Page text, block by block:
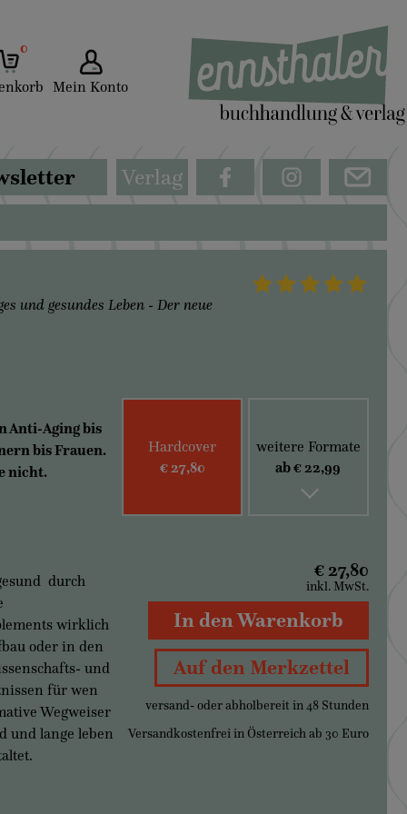
0
Mein Konto
Verlag
und gesundes Leben - Der neue
Anti-Aging bis
bis Frauen.
nicht.
durch
wirklich
oder in den
und
für wen
Wegweiser
und lange leben
Hardcover
€ 27,80
weitere Formate
ab € 22,99
€ 27,80
inkl. MwSt.
In den Warenkorb
Auf den Merkzettel
versand- oder abholbereit in 48 Stunden
Versandkostenfrei in Österreich ab 30 Euro